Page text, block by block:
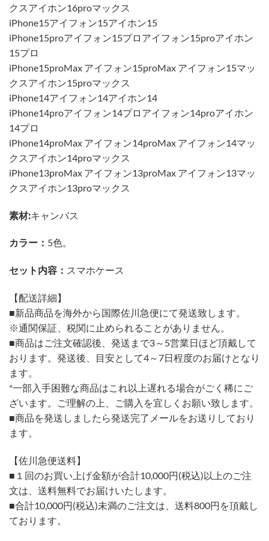
クスアイホン16proマックス
iPhone15アイフォン15アイホン15
iPhone15proアイフォン15プロアイフォン15proアイホン
15プロ
iPhone15proMax アイフォン15proMax アイフォン15マッ
クスアイホン15proマックス
iPhone14アイフォン14アイホン14
iPhone14proアイフォン14プロアイフォン14proアイホン
14プロ
iPhone14proMax アイフォン14proMax アイフォン14マッ
クスアイホン14proマックス
iPhone13proMax アイフォン13proMax アイフォン13マッ
クスアイホン13proマックス
素材:キャンバス
カラー： 5色。
セット内容： スマホケース
【配送詳細】
■新品商品を海外から国際佐川急便にて発送致します。
※通関保証、税関に止められることがありません。
■商品はご注文確認後、発送まで3～5営業日ほど頂戴して
おります。発送後、目安として4～7日程度のお届けとなり
ます。
*一部入手困難な商品はこれ以上遅れる場合がごく稀にご
ざいます。ご理解の上、ご購入を宜しくお願い致します。
■商品を発送しましたら発送完了メールをお送りしており
ます。
【佐川急便送料】
■１回のお買い上げ金額が合計10,000円(税込)以上のご注
文は、送料無料でお届けいたします。
■合計10,000円(税込)未満のご注文は、送料800円を頂戴し
ております。